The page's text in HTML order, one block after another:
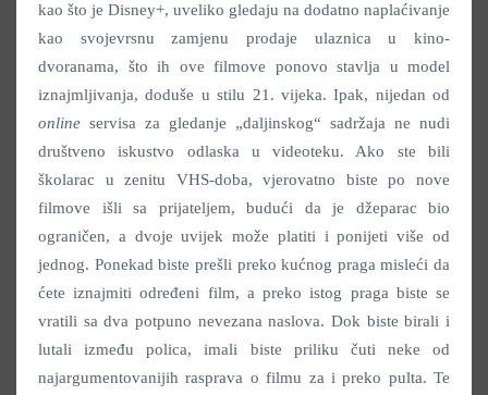
kao što je Disney+, uveliko gledaju na dodatno naplaćivanje
kao svojevrsnu zamjenu prodaje ulaznica u kino-
dvoranama, što ih ove filmove ponovo stavlja u model
iznajmljivanja, doduše u stilu 21. vijeka. Ipak, nijedan od
online servisa za gledanje „daljinskog“ sadržaja ne nudi
društveno iskustvo odlaska u videoteku. Ako ste bili
školarac u zenitu VHS-doba, vjerovatno biste po nove
filmove išli sa prijateljem, budući da je džeparac bio
ograničen, a dvoje uvijek može platiti i ponijeti više od
jednog. Ponekad biste prešli preko kućnog praga misleći da
ćete iznajmiti određeni film, a preko istog praga biste se
vratili sa dva potpuno nevezana naslova. Dok biste birali i
lutali između polica, imali biste priliku čuti neke od
najargumentovanijih rasprava o filmu za i preko pulta. Te